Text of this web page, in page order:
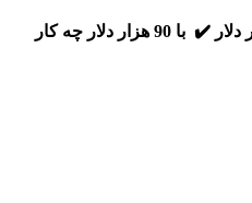
✔️ درآمد خوب با 90 هزار دلار ✔️ احداث خط تولید با 90 هزار دلار ✔️ با 90 هزار دلار چه کار